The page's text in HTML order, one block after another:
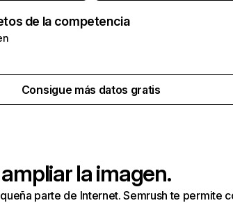
de la competencia
Consigue más datos gratis
la imagen.
parte de Internet. Semrush te permite